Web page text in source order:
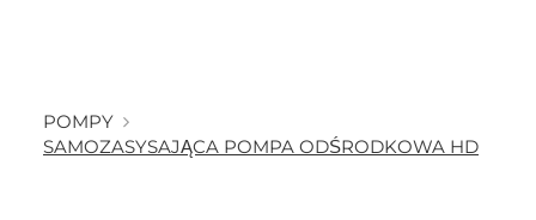
POMPY
SAMOZASYSAJĄCA POMPA ODŚRODKOWA HD